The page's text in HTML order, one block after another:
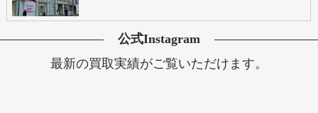
公式Instagram
最新の買取実績がご覧いただけます。